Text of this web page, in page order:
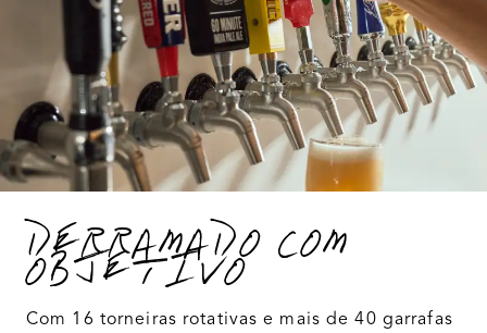
DERRAMADO COM
OBJETIVO
Com 16 torneiras rotativas e mais de 40 garrafas